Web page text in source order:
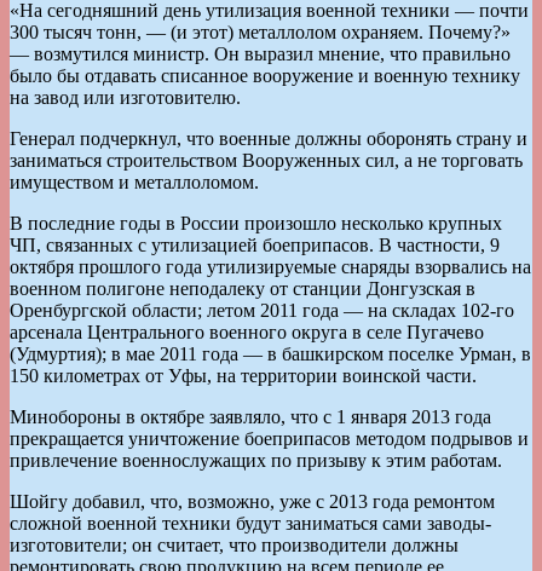
«На сегодняшний день утилизация военной техники — почти
300 тысяч тонн, — (и этот) металлолом охраняем. Почему?»
— возмутился министр. Он выразил мнение, что правильно
было бы отдавать списанное вооружение и военную технику
на завод или изготовителю.
Генерал подчеркнул, что военные должны оборонять страну и
заниматься строительством Вооруженных сил, а не торговать
имуществом и металлоломом.
В последние годы в России произошло несколько крупных
ЧП, связанных с утилизацией боеприпасов. В частности, 9
октября прошлого года утилизируемые снаряды взорвались на
военном полигоне неподалеку от станции Донгузская в
Оренбургской области; летом 2011 года — на складах 102-го
арсенала Центрального военного округа в селе Пугачево
(Удмуртия); в мае 2011 года — в башкирском поселке Урман, в
150 километрах от Уфы, на территории воинской части.
Минобороны в октябре заявляло, что с 1 января 2013 года
прекращается уничтожение боеприпасов методом подрывов и
привлечение военнослужащих по призыву к этим работам.
Шойгу добавил, что, возможно, уже с 2013 года ремонтом
сложной военной техники будут заниматься сами заводы-
изготовители; он считает, что производители должны
ремонтировать свою продукцию на всем периоде ее